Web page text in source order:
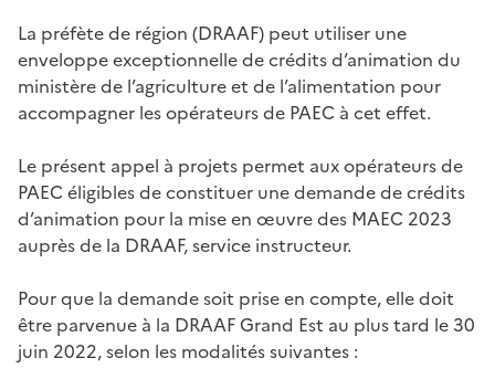
La préfète de région (DRAAF) peut utiliser une
enveloppe exceptionnelle de crédits d’animation du
ministère de l’agriculture et de l’alimentation pour
accompagner les opérateurs de PAEC à cet effet.
Le présent appel à projets permet aux opérateurs de
PAEC éligibles de constituer une demande de crédits
d’animation pour la mise en œuvre des MAEC 2023
auprès de la DRAAF, service instructeur.
Pour que la demande soit prise en compte, elle doit
être parvenue à la DRAAF Grand Est au plus tard le 30
juin 2022, selon les modalités suivantes :